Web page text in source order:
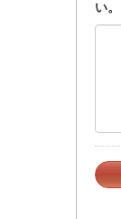
い。